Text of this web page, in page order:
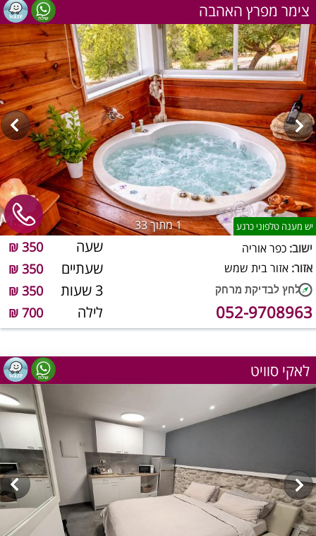
צימר מפרץ האהבה
1מתוך 33 יש מענה טלפוני כרגע
שעה 350 ₪
שעתיים 350 ₪
3 שעות 350 ₪
לילה 700 ₪
ישוב: כפר אוריה
אזור: אזור בית שמש
052-9708963
לאקי סוויט